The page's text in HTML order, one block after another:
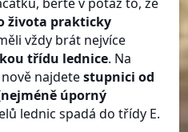
života prakticky
vždy brát nejvíce
třídu lednice. Na
najdetestupnici od
úporný
lednic spadá do třídy E.